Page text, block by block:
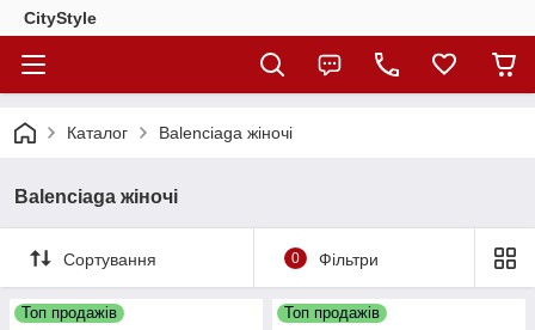
CityStylе
Каталог Balenciaga жіночі
Balenciaga жіночі
Сортування 0 Фільтри
Топ продажів Топ продажів